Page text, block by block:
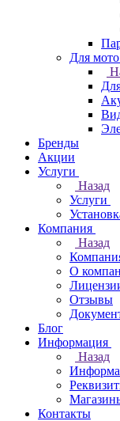
Для
Бренды
Акции
Услуги
Назад
Услуги
Компания
Назад
О
Отзывы
Блог
Информация
Назад
Контакты